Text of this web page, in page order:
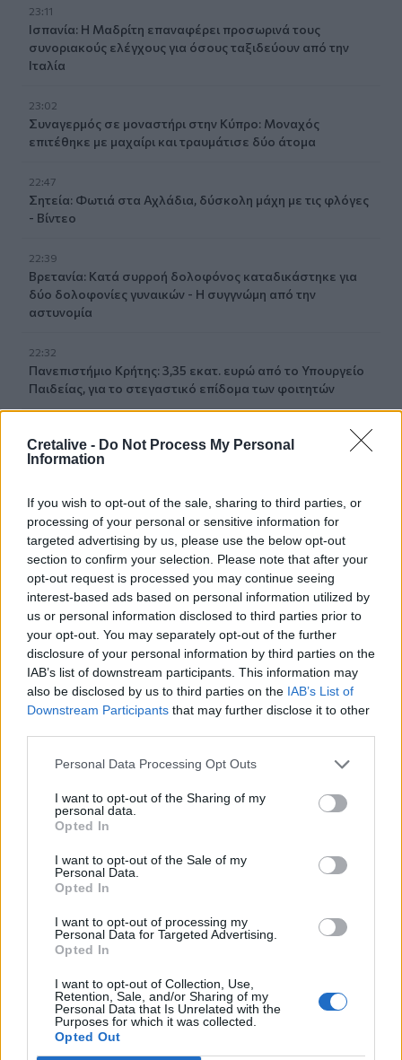
Cretalive - Do Not Process My Personal
Information
If you wish to opt-out of the sale, sharing to third parties, or
processing of your personal or sensitive information for
targeted advertising by us, please use the below opt-out
section to confirm your selection. Please note that after your
opt-out request is processed you may continue seeing
interest-based ads based on personal information utilized by
us or personal information disclosed to third parties prior to
your opt-out. You may separately opt-out of the further
disclosure of your personal information by third parties on the
IAB’s list of downstream participants. This information may
also be disclosed by us to third parties on the IAB’s List of
Downstream Participants that may further disclose it to other
Personal Data Processing Opt Outs
I want to opt-out of the Sharing of my
personal data.
Opted In
I want to opt-out of the Sale of my
Personal Data.
Opted In
I want to opt-out of processing my
Personal Data for Targeted Advertising.
Opted In
I want to opt-out of Collection, Use,
Retention, Sale, and/or Sharing of my
Personal Data that Is Unrelated with the
Purposes for which it was collected.
Opted Out
23:11
Ισπανία: Η Μαδρίτη επαναφέρει προσωρινά τους
συνοριακούς ελέγχους για όσους ταξιδεύουν από την
Ιταλία
23:02
Συναγερμός σε μοναστήρι στην Κύπρο: Μοναχός
επιτέθηκε με μαχαίρι και τραυμάτισε δύο άτομα
22:47
Σητεία: Φωτιά στα Αχλάδια, δύσκολη μάχη με τις φλόγες
- Βίντεο
22:39
Βρετανία: Κατά συρροή δολοφόνος καταδικάστηκε για
δύο δολοφονίες γυναικών - Η συγγνώμη από την
αστυνομία
22:32
Πανεπιστήμιο Κρήτης: 3,35 εκατ. ευρώ από το Υπουργείο
Παιδείας, για το στεγαστικό επίδομα των φοιτητών
Ηράκλειο: “Σκουπίδια κατάχαμα, μια ψησταριά στο
πουθενά κι ένα αμάξι παρατημένο στο πάρκο”
22:03
Καιρός: “Πορτοκαλί” συναγερμός στην Κρήτη - Ζέστη και
πολύ υψηλός κίνδυνος πυρκαγιάς!
22:02
Σφοδρή επίθεση κατά Καρυστιανού-Γρατσία από πρώην
στελέχη: «Συνεχής εσωστρέφεια και τραγικά
επικοινωνιακά λάθη»
21:57
Ηράκλειο: "Σε άθλια κατάσταση το μνημείο πεσόντων
Εφέδρων Αξιωματικών στον Καράβολα"
Λαμία: Απατεώνες άρπαξαν μεγάλο χρηματικό ποσό από
παραλία της Αγίας Βάσως στο Τρίκερι
Μεταναστευτικό: Σύλληψη 18χρονου διακινητή για την
"καραβιά" στον Τσούτσουρα
Δημοπρατείται η μπάλα των ιστορικών γκολ του
Μαραντόνα επί της Αγγλίας στο Μουντιάλ 1986
21:08